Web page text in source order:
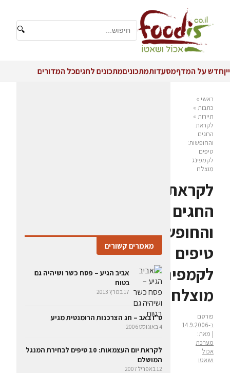
🔍
ייןחדש על המדףמסעדותמתכוניםמתכונים לחגיםכל המדורים
ראשי »
כתבות »
תיירות »
לקראת
החגים
והחופשות:
טיפים
לקמפינג
מוצלח
לקראת
החגים
והחופשות:
טיפים
לקמפינג
מוצלח
פורסם
ב-14.9.2006
| מאת:
מערכת
אכול
ושאטו
מאמרים קשורים
אביב הגיע – פסח כשר ושיהיה גם
בטוח
17 במרץ 2013
ט"ו באב – חג הצרכנות הרומנטית מגיע
4 באוגוסט 2006
לקראת יום העצמאות: 10 טיפים לבחירת המנגל
המושלם
12 באפריל 2007